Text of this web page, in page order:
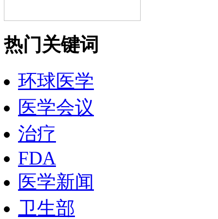
热门关键词
环球医学
医学会议
治疗
FDA
医学新闻
卫生部